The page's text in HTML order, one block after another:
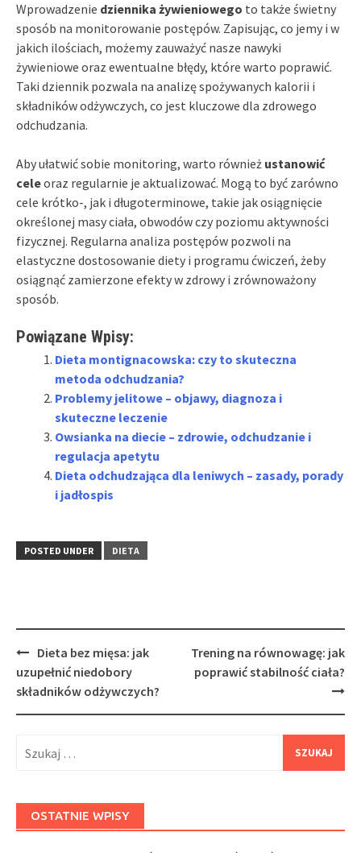
Wprowadzenie dziennika żywieniowego to także świetny
sposób na monitorowanie postępów. Zapisując, co jemy i w
jakich ilościach, możemy zauważyć nasze nawyki
żywieniowe oraz ewentualne błędy, które warto poprawić.
Taki dziennik pozwala na analizę spożywanych kalorii i
składników odżywczych, co jest kluczowe dla zdrowego
odchudzania.
Aby ułatwić sobie monitoring, warto również ustanowić
celeoraz regularnie je aktualizować. Mogą to być zarówno
cele krótko-, jak i długoterminowe, takie jak osiągnięcie
określonej masy ciała, obwodów czy poziomu aktywności
fizycznej. Regularna analiza postępów pozwoli na
elastyczne dostosowanie diety i programu ćwiczeń, żeby
osiągnąć zamierzone efekty w zdrowy i zrównoważony
sposób.
Powiązane Wpisy:
Dieta montignacowska: czy to skuteczna
metoda odchudzania?
Problemy jelitowe – objawy, diagnoza i
skuteczne leczenie
Owsianka na diecie – zdrowie, odchudzanie i
regulacja apetytu
Dieta odchudzająca dla leniwych – zasady, porady
i jadłospis
POSTED UNDER DIETA
Post
navigation
Dieta bez mięsa: jak
uzupełnić niedobory
składników odżywczych?
Trening na równowagę: jak
poprawić stabilność ciała?
OSTATNIE WPISY